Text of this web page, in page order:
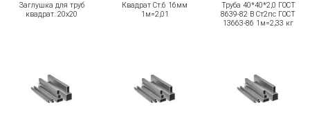
Заглушка для труб
квадрат. 20х20
Квадрат Ст.6 16мм
1м=2,01
Труба 40*40*2,0 ГОСТ
8639-82 В Ст2пс ГОСТ
13663-86 1м=2,33 кг